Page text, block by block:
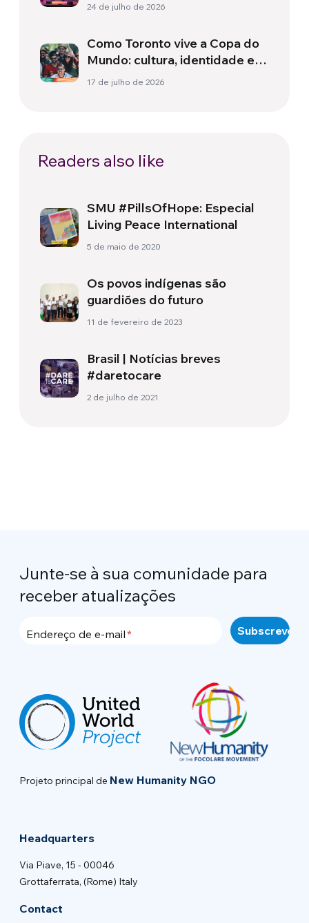
24 de julho de 2026
Como Toronto vive a Copa do
Mundo: cultura, identidade e
política para além do campo
17 de julho de 2026
Readers also like
SMU #PillsOfHope: Especial
Living Peace International
5 de maio de 2020
Os povos indígenas são
guardiões do futuro
11 de fevereiro de 2023
Brasil | Notícias breves
#daretocare
2 de julho de 2021
Junte-se à sua comunidade para
receber atualizações
Endereço de e-mail
Projeto principal de New Humanity NGO
Headquarters
Via Piave, 15 - 00046
Grottaferrata, (Rome) Italy
Contact